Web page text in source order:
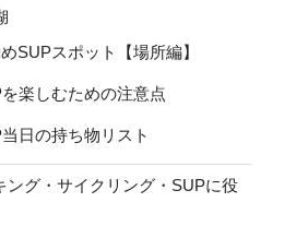
SUPスポット【場所編】
楽しむための注意点
日の持ち物リスト
ング・サイクリング・SUPに役